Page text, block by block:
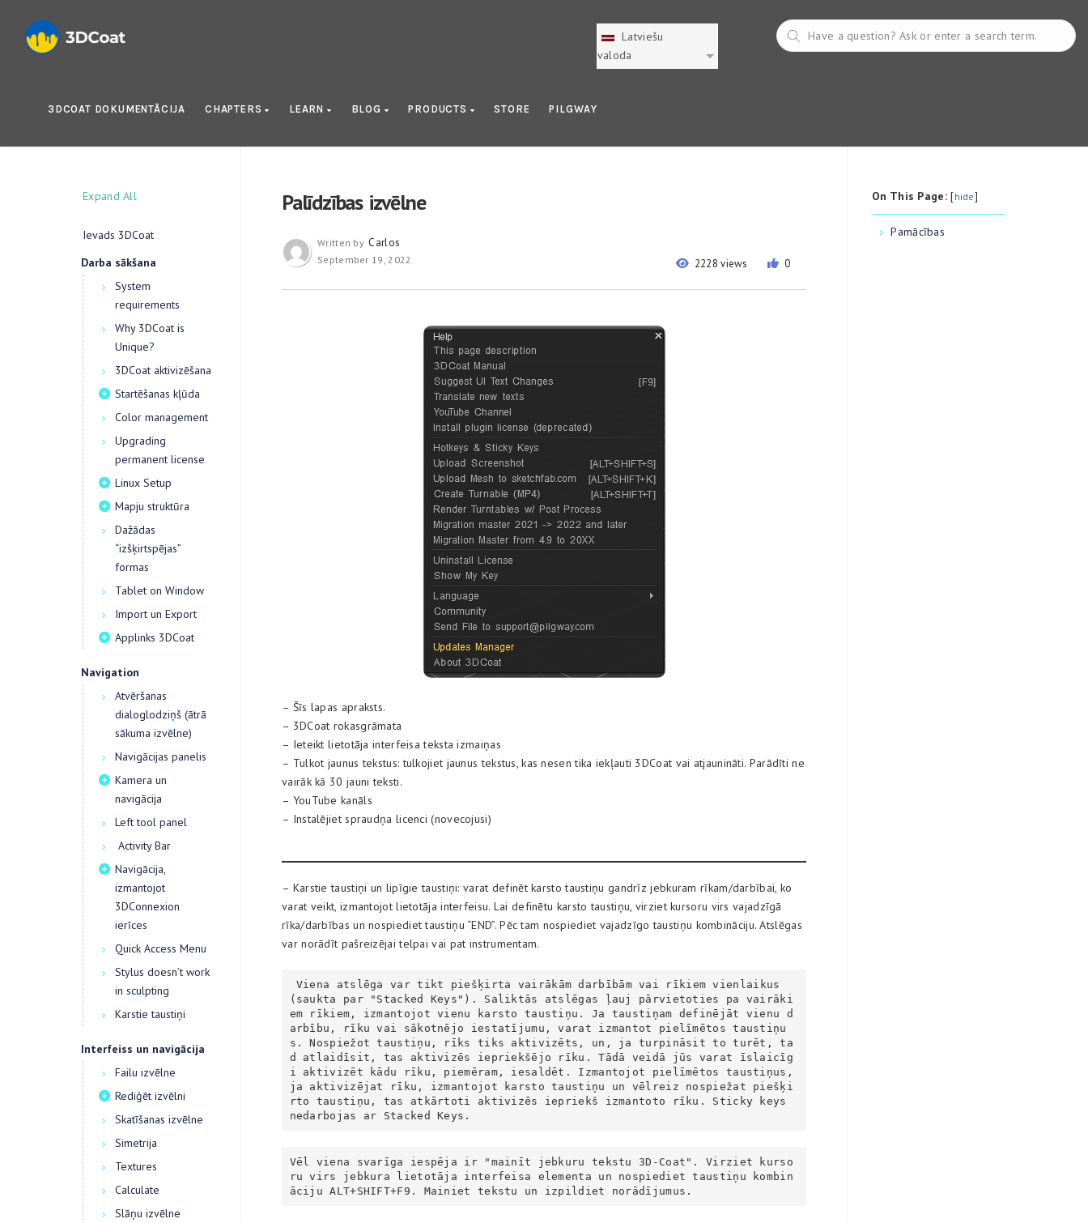
Latviešu
valoda
3DCOAT DOKUMENTĀCIJA CHAPTERS LEARN BLOG PRODUCTS STORE PILGWAY
Expand All
Ievads 3DCoat
Darba sākšana
System
requirements
Why 3DCoat is
Unique?
3DCoat aktivizēšana
Startēšanas kļūda
Color management
Upgrading
permanent license
Linux Setup
Mapju struktūra
Dažādas
“izšķirtspējas”
formas
Tablet on Window
Import un Export
Applinks 3DCoat
Navigation
Atvēršanas
dialoglodziņš (ātrā
sākuma izvēlne)
Navigācijas panelis
Kamera un
navigācija
Left tool panel
Activity Bar
Navigācija,
izmantojot
3DConnexion
ierīces
Quick Access Menu
Stylus doesn’t work
in sculpting
Karstie taustiņi
Interfeiss un navigācija
Failu izvēlne
Rediģēt izvēlni
Skatīšanas izvēlne
Simetrija
Textures
Calculate
Slāņu izvēlne
Palīdzības izvēlne
2228 views 0
Written by Carlos
September 19, 2022
– Šīs lapas apraksts.
– 3DCoat rokasgrāmata
– Ieteikt lietotāja interfeisa teksta izmaiņas
– Tulkot jaunus tekstus: tulkojiet jaunus tekstus, kas nesen tika iekļauti 3DCoat vai atjaunināti. Parādīti ne
vairāk kā 30 jauni teksti.
– YouTube kanāls
– Instalējiet spraudņa licenci (novecojusi)
– Karstie taustiņi un lipīgie taustiņi: varat definēt karsto taustiņu gandrīz jebkuram rīkam/darbībai, ko
varat veikt, izmantojot lietotāja interfeisu. Lai definētu karsto taustiņu, virziet kursoru virs vajadzīgā
rīka/darbības un nospiediet taustiņu “END”. Pēc tam nospiediet vajadzīgo taustiņu kombināciju. Atslēgas
var norādīt pašreizējai telpai vai pat instrumentam.
(saukta par "Stacked Keys"). Saliktās atslēgas ļauj pārvietoties pa vairāki
em rīkiem, izmantojot vienu karsto taustiņu. Ja taustiņam definējāt vienu d
arbību, rīku vai sākotnējo iestatījumu, varat izmantot pielīmētos taustiņu
s. Nospiežot taustiņu, rīks tiks aktivizēts, un, ja turpināsit to turēt, ta
d atlaidīsit, tas aktivizēs iepriekšējo rīku. Tādā veidā jūs varat īslaicīg
i aktivizēt kādu rīku, piemēram, iesaldēt. Izmantojot pielīmētos taustiņus,
ja aktivizējat rīku, izmantojot karsto taustiņu un vēlreiz nospiežat piešķi
rto taustiņu, tas atkārtoti aktivizēs iepriekš izmantoto rīku. Sticky keys
nedarbojas ar Stacked Keys.
Vēl viena svarīga iespēja ir "mainīt jebkuru tekstu 3D-Coat". Virziet kurso
ru virs jebkura lietotāja interfeisa elementa un nospiediet taustiņu kombin
āciju ALT+SHIFT+F9. Mainiet tekstu un izpildiet norādījumus.
On This Page:[hide]
Pamācības